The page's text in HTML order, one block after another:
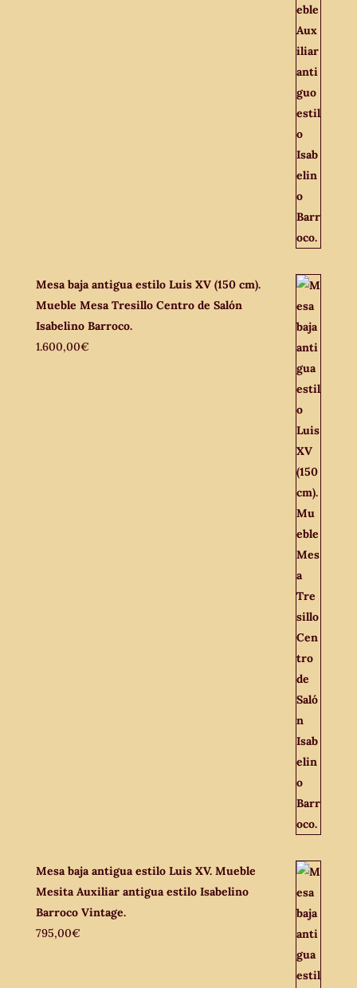
Mesa baja antigua estilo Luis XV (150 cm).
Mueble Mesa Tresillo Centro de Salón
Isabelino Barroco.
1.600,00€
Mesa baja antigua estilo Luis XV. Mueble
Mesita Auxiliar antigua estilo Isabelino
Barroco Vintage.
795,00€